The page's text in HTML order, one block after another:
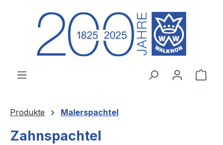
Zum Hauptinhalt springen
Produkte Malerspachtel
Zahnspachtel